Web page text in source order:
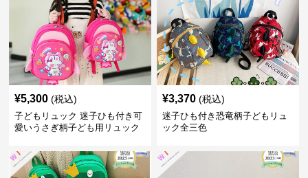
¥5,300 (税込)
子どもリュック 迷子ひも付き可
愛いうさぎ柄子ども用リュック
¥3,370 (税込)
迷子ひも付き恐竜柄子どもリュ
ック全三色